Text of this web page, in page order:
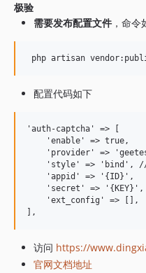
极验
需要发布配置文件 ，命令
配置代码如下
'auth-captcha' => [
    'enable' => true,
'provider' =>
'style' => 'bind', //
    'appid' => '{ID}',
    'secret' => '{KEY}',
    'ext_config' => [],
访问 https://
官网文档地址